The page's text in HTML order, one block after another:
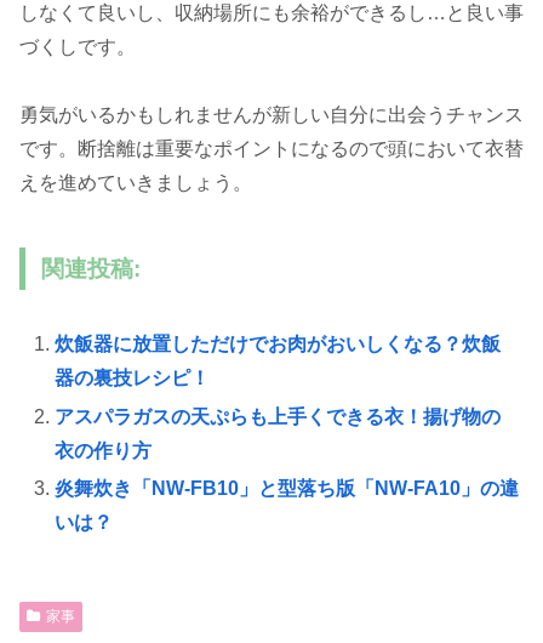
しなくて良いし、収納場所にも余裕ができるし…と良い事
づくしです。
勇気がいるかもしれませんが新しい自分に出会うチャンス
です。断捨離は重要なポイントになるので頭において衣替
えを進めていきましょう。
関連投稿:
炊飯器に放置しただけでお肉がおいしくなる？炊飯
器の裏技レシピ！
アスパラガスの天ぷらも上手くできる衣！揚げ物の
衣の作り方
炎舞炊き「NW-FB10」と型落ち版「NW-FA10」の違
いは？
家事